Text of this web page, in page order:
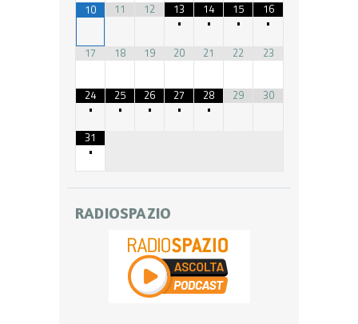
10 11 12
13
•
14
•
15
•
16
•
17
18 19 20 21 22 23
24
•
25
•
26
•
27
•
28
•
29 30
31
•
RADIOSPAZIO